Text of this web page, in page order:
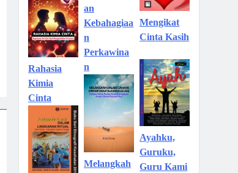
Rahasia
Kimia
Cinta
an
Kebahagiaa
n
Perkawina
n
Melangkah
Mengikat
Cinta Kasih
Ayahku,
Guruku,
Guru Kami